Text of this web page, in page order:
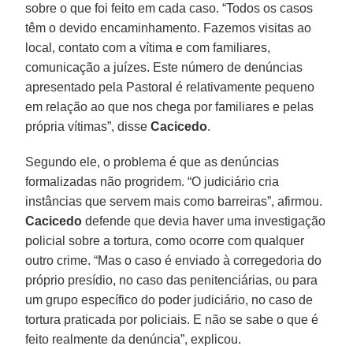
sobre o que foi feito em cada caso. “Todos os casos
têm o devido encaminhamento. Fazemos visitas ao
local, contato com a vítima e com familiares,
comunicação a juízes. Este número de denúncias
apresentado pela Pastoral é relativamente pequeno
em relação ao que nos chega por familiares e pelas
própria vítimas”, disseCacicedo.
Segundo ele, o problema é que as denúncias
formalizadas não progridem. “O judiciário cria
instâncias que servem mais como barreiras”, afirmou.
Cacicedo defende que devia haver uma investigação
policial sobre a tortura, como ocorre com qualquer
outro crime. “Mas o caso é enviado à corregedoria do
próprio presídio, no caso das penitenciárias, ou para
um grupo específico do poder judiciário, no caso de
tortura praticada por policiais. E não se sabe o que é
feito realmente da denúncia”, explicou.